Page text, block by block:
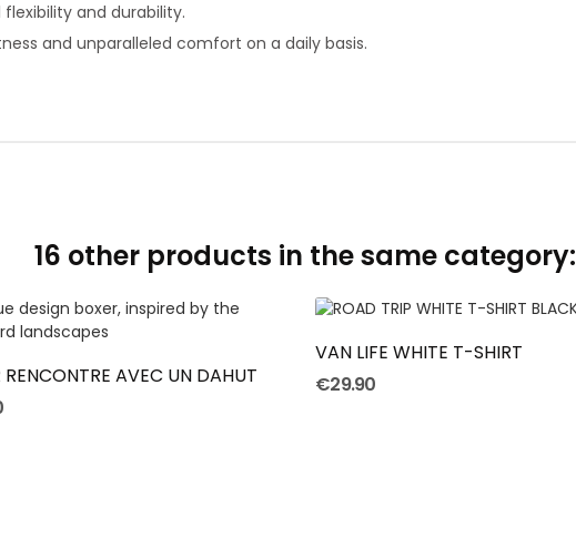
and durability.
and unparalleled comfort on a daily basis.
16 other products in the same category:
ADD TO CART
RENCONTRE AVEC UN DAHUT
ADD TO CART
VAN LIFE WHITE T-SHIRT
€29.90